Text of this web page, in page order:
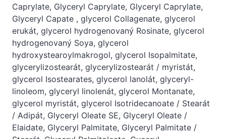
Caprylate, Glyceryl Caprylate, Glyceryl Caprylate,
Glyceryl Capate , glycerol Collagenate, glycerol
erukát, glycerol hydrogenovaný Rosinate, glycerol
hydrogenovaný Soya, glycerol
hydroxystearoylmakrogol, glycerol Isopalmitate,
glycerylizostearát, glycerylizostearát / myristát,
glycerol Isostearates, glycerol lanolát, glyceryl-
linoleom, glyceryl linolenát, glycerol Montanate,
glycerol myristát, glycerol Isotridecanoate / Stearát
/ Adipát, Glyceryl Oleate SE, Glyceryl Oleate /
Elaidate, Glyceryl Palmitate, Glyceryl Palmitate /